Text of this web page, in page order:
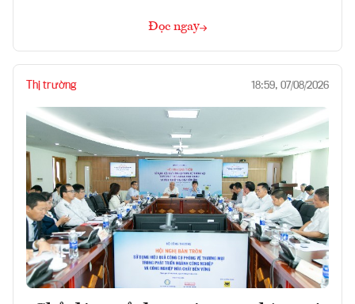
Đọc ngay
Thị trường 18:59, 07/08/2026